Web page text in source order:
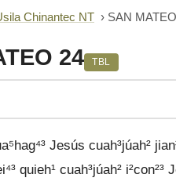
Chinantec NT › SAN
24 TBL
Jesús cuah³júah²
quieh¹ cuah³júah² i²con²³